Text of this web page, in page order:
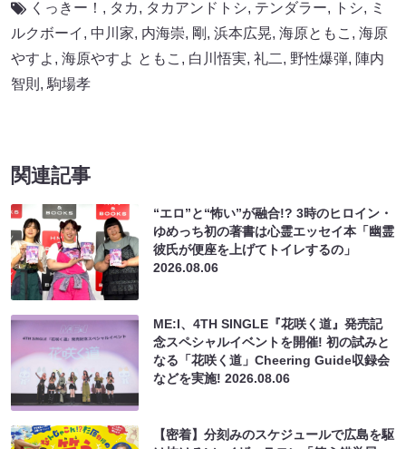
くっきー！ , タカ, タカアンドトシ, テンダラー, トシ, ミ
ルクボーイ , 中川家, 内海崇, 剛 , 浜本広晃, 海原ともこ , 海原
やすよ , 海原やすよ ともこ , 白川悟実, 礼二, 野性爆弾, 陣内
智則 , 駒場孝
関連記事
“エロ”と“怖い”が融合!? 3時のヒロイン・
ゆめっち初の著書は心霊エッセイ本「幽霊
彼氏が便座を上げてトイレするの」
2026.08.06
ME:I、4TH SINGLE『花咲く道』発売記
念スペシャルイベントを開催! 初の試みと
なる「花咲く道」Cheering Guide収録会
などを実施!2026.08.06
【密着】分刻みのスケジュールで広島を駆